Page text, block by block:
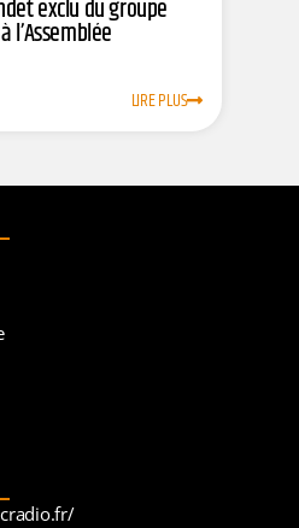
exclu du groupe
l’Assemblée
LIRE PLUS